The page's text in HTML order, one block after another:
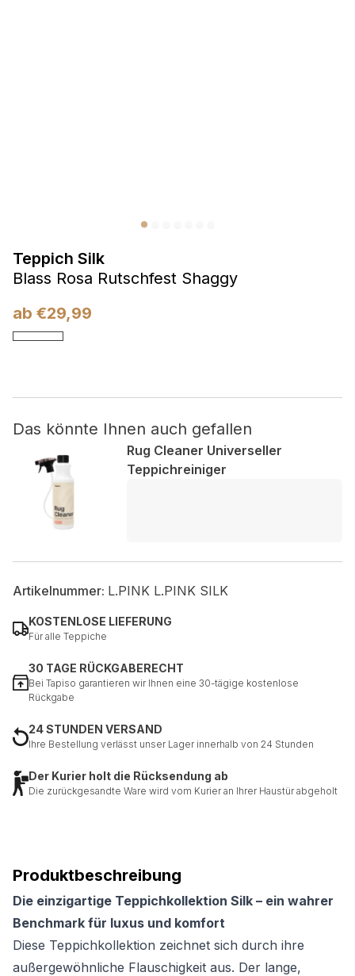
Teppich Silk
Blass Rosa Rutschfest Shaggy
ab €29,99
Produktbeschreibung
Die einzigartige Teppichkollektion Silk – ein wahrer
Benchmark für luxus und komfort
Diese Teppichkollektion zeichnet sich durch ihre
außergewöhnliche Flauschigkeit aus. Der lange,
Das könnte Ihnen auch gefallen
Rug Cleaner Universeller
Teppichreiniger
Artikelnummer: L.PINK L.PINK SILK
KOSTENLOSE LIEFERUNG
Für alle Teppiche
30 TAGE RÜCKGABERECHT
Bei Tapiso garantieren wir Ihnen eine 30-tägige kostenlose
Rückgabe
24 STUNDEN VERSAND
Ihre Bestellung verlässt unser Lager innerhalb von 24 Stunden
Der Kurier holt die Rücksendung ab
Die zurückgesandte Ware wird vom Kurier an Ihrer Haustür abgeholt
Marketing
Marketing-Cookies werden verwendet, um Benutzer über
Websites hinweg zu verfolgen. Das Ziel ist es, Anzeigen
anzuzeigen, die für den einzelnen Benutzer relevant und
ansprechend sind und somit wertvoller für Herausgeber und
Nicht kategorisiert.
Andere nicht kategorisierte Cookies sind solche, die
analysiert werden und noch keiner Kategorie zugeordnet
wurden.